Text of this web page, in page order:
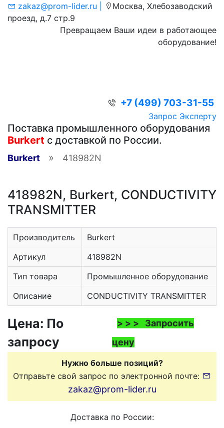
zakaz@prom-lider.ru |
Москва, Хлебозаводский
проезд, д.7 стр.9
Превращаем Ваши идеи в работающее
оборудование!
+7 (499) 703-31-55
Запрос Эксперту
Поставка промышленного оборудования
Burkert с доставкой по России.
Burkert » 418982N
418982N, Burkert, CONDUCTIVITY
TRANSMITTER
Производитель
Burkert
Артикул
418982N
Тип товара
Промышленное оборудование
Описание
CONDUCTIVITY TRANSMITTER
Цена: По
запросу
> > > Запросить
цену
Нужно больше позиций?
Отправьте свой запрос по электронной почте:
zakaz@prom-lider.ru
Доставка по России: